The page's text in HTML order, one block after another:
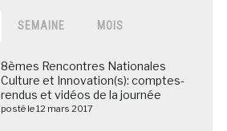
SEMAINE MOIS
8èmes Rencontres Nationales
Culture et Innovation(s): comptes-
rendus et vidéos de la journée
posté le 12 mars 2017